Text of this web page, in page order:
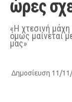
Videos
Podcasts
Viral
ώρες
«Η χτεσινή
όμως μαίνεται
μας»
Δημοσίευση 11/